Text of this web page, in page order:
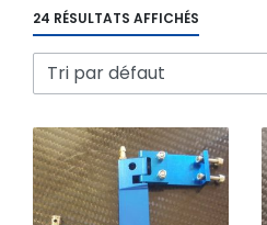
24 RÉSULTATS AFFICHÉS